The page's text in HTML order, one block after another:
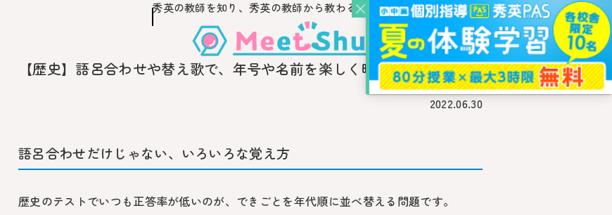
このページの本文へ移動
秀英の教師を知り、秀英の教師から教わるウェブ・メディア
【歴史】語呂合わせや替え歌で、年号や名前を楽しく暗記!
2022.06.30
語呂合わせだけじゃない、いろいろな覚え方
歴史のテストでいつも正答率が低いのが、できごとを年代順に並べ替える問題です。